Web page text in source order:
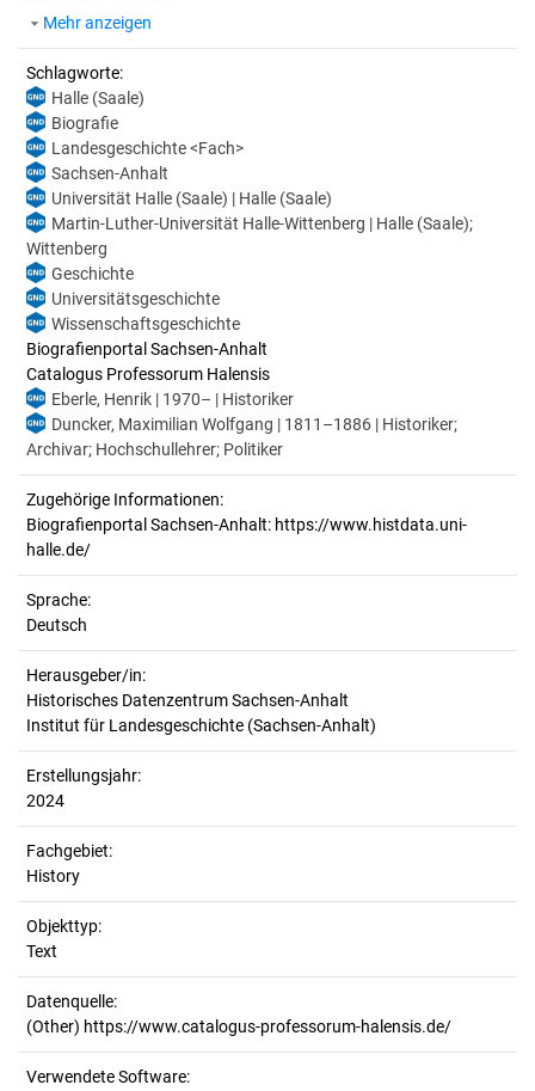
Mehr anzeigen
Schlagworte:
Halle (Saale)
Biografie
Landesgeschichte <Fach>
Sachsen-Anhalt
Universität Halle (Saale) | Halle (Saale)
Martin-Luther-Universität Halle-Wittenberg | Halle (Saale);
Wittenberg
Geschichte
Universitätsgeschichte
Wissenschaftsgeschichte
Biografienportal Sachsen-Anhalt
Catalogus Professorum Halensis
Eberle, Henrik | 1970– | Historiker
Duncker, Maximilian Wolfgang | 1811–1886 | Historiker;
Archivar; Hochschullehrer; Politiker
Zugehörige Informationen:
Biografienportal Sachsen-Anhalt: https://www.histdata.uni-
halle.de/
Sprache:
Deutsch
Herausgeber/in:
Historisches Datenzentrum Sachsen-Anhalt
Institut für Landesgeschichte (Sachsen-Anhalt)
Erstellungsjahr:
2024
Fachgebiet:
History
Objekttyp:
Text
Datenquelle:
(Other) https://www.catalogus-professorum-halensis.de/
Verwendete Software: